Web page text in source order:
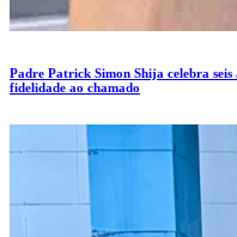
Padre Patrick Simon Shija celebra seis
fidelidade ao chamado